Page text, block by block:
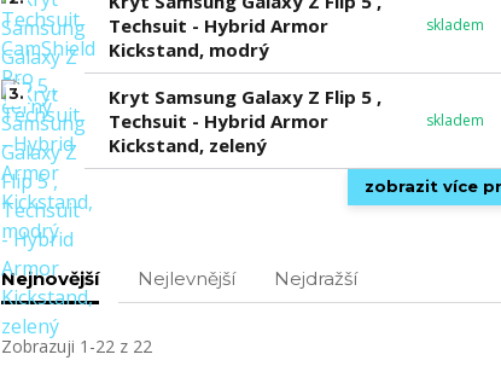
Techsuit - Hybrid Armor
Kickstand, modrý
skladem
3.
Kryt Samsung Galaxy Z Flip 5 ,
Techsuit - Hybrid Armor
Kickstand, zelený
skladem
zobrazit více
Nejnovější Nejlevnější Nejdražší
Zobrazuji 1-22 z 22